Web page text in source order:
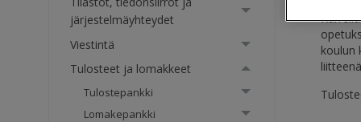
järjestelmäyhteydet
Viestintä
Tulosteet ja lomakkeet
Tulostepankki
Lomakepankki
koulun